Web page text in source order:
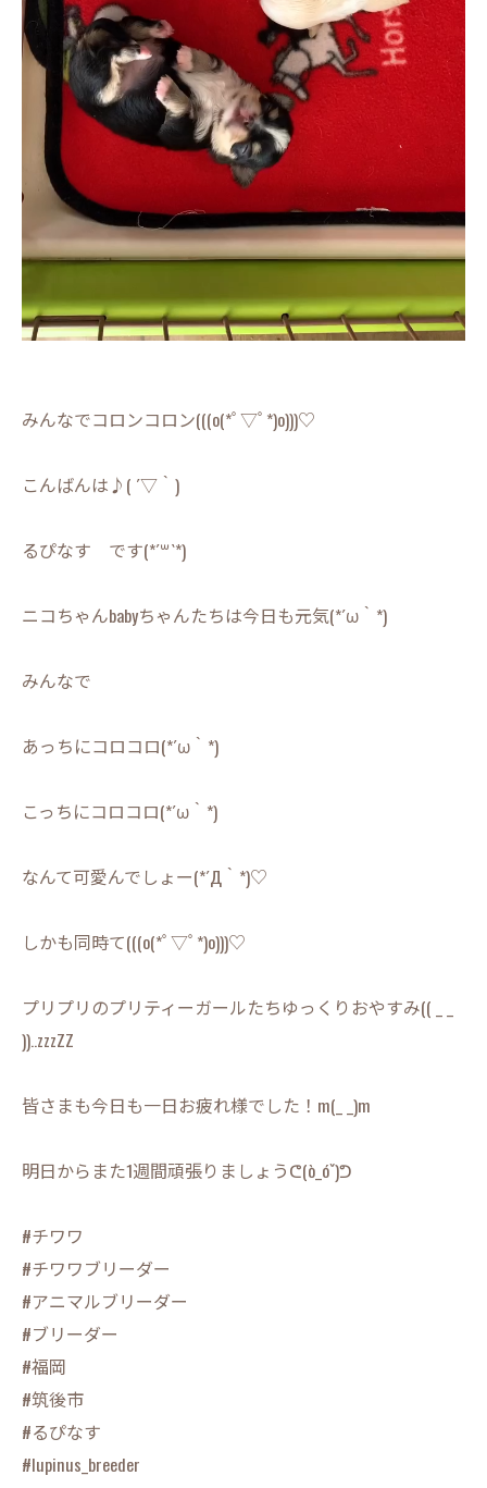
みんなでコロンコロン(((o(*ﾟ▽ﾟ*)o)))♡
こんばんは♪( ´▽｀)
るぴなす です(*´꒳`*)
ニコちゃんbabyちゃんたちは今日も元気(*´ω｀*)
みんなで
あっちにコロコロ(*´ω｀*)
こっちにコロコロ(*´ω｀*)
なんて可愛んでしょー(*´Д｀*)♡
しかも同時て(((o(*ﾟ▽ﾟ*)o)))♡
プリプリのプリティーガールたちゆっくりおやすみ(( _ _
))..zzzZZ
皆さまも今日も一日お疲れ様でした！m(_ _)m
明日からまた1週間頑張りましょうᕦ(ò_óˇ)ᕤ
#チワワ
#チワワブリーダー
#アニマルブリーダー
#ブリーダー
#福岡
#筑後市
#るぴなす
#lupinus_breeder